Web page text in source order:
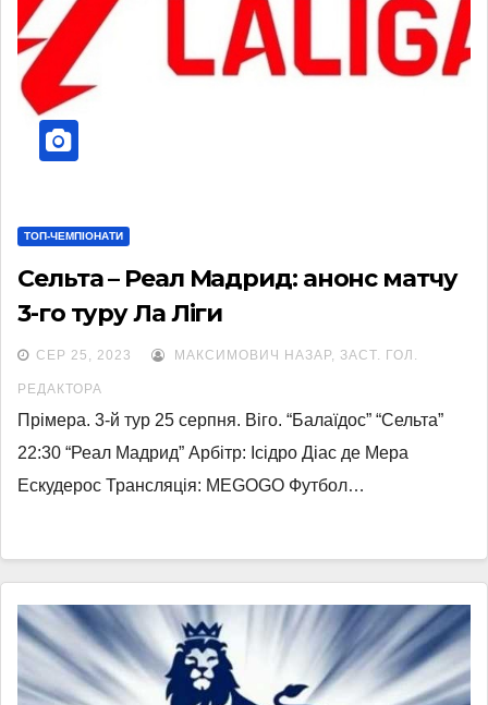
ТОП-ЧЕМПІОНАТИ
Сельта – Реал Мадрид: анонс матчу
3-го туру Ла Ліги
СЕР 25, 2023 МАКСИМОВИЧ НАЗАР, ЗАСТ. ГОЛ.
РЕДАКТОРА
Прімера. 3-й тур 25 серпня. Віго. “Балаїдос” “Сельта”
22:30 “Реал Мадрид” Арбітр: Ісідро Діас де Мера
Ескудерос Трансляція: MEGOGO Футбол…